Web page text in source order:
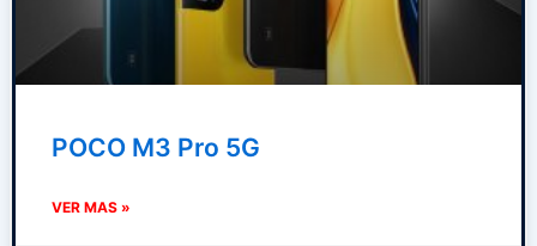
POCO M3 Pro 5G
VER MAS »